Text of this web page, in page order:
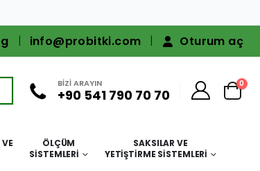
info@probitki.com Oturum aç
BİZİ ARAYIN
+90 541 790 70 70
0
ÖLÇÜM
SISTEMLERI
SAKSILAR VE
YETIŞTIRME SISTEMLERI